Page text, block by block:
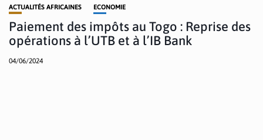
ACTUALITÉS AFRICAINES ECONOMIE
Paiement des impôts au Togo : Reprise des
opérations à l’UTB et à l’IB Bank
04/06/2024